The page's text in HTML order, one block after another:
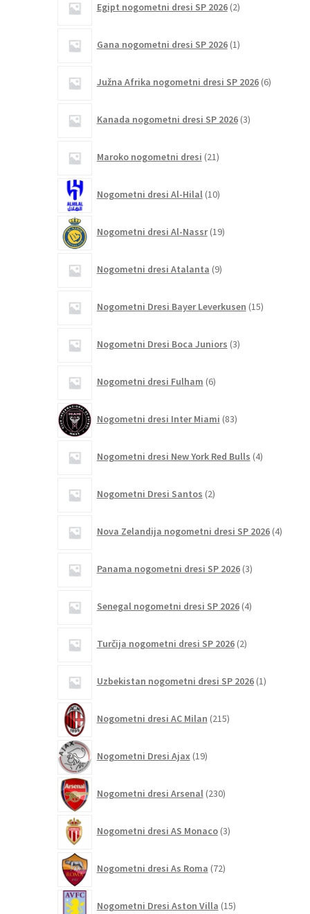
Egipt nogometni dresi SP 2026 2izdelka
Gana nogometni dresi SP 2026 1izdelek
Južna Afrika nogometni dresi SP 2026 6izdelkov
Kanada nogometni dresi SP 2026 3izdelki
Maroko nogometni dresi 21izdelkov
Nogometni dresi Al-Hilal 10izdelkov
Nogometni dresi Al-Nassr 19izdelkov
Nogometni dresi Atalanta 9izdelkov
Nogometni Dresi Bayer Leverkusen 15izdelkov
Nogometni Dresi Boca Juniors 3izdelki
Nogometni dresi Fulham 6izdelkov
Nogometni dresi Inter Miami 83izdelkov
Nogometni dresi New York Red Bulls 4izdelki
Nogometni Dresi Santos 2izdelka
Nova Zelandija nogometni dresi SP 2026 4izdelki
Panama nogometni dresi SP 2026 3izdelki
Senegal nogometni dresi SP 2026 4izdelki
Turčija nogometni dresi SP 2026 2izdelka
Uzbekistan nogometni dresi SP 2026 1izdelek
Nogometni dresi AC Milan 215izdelkov
Nogometni Dresi Ajax 19izdelkov
Nogometni dresi Arsenal 230izdelkov
Nogometni dresi AS Monaco 3izdelki
Nogometni dresi As Roma 72izdelkov
Nogometni Dresi Aston Villa 15